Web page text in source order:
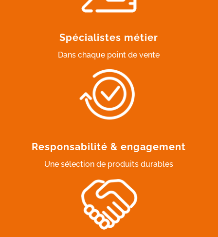
Spécialistes métier
Dans chaque point de vente
Responsabilité & engagement
Une sélection de produits durables